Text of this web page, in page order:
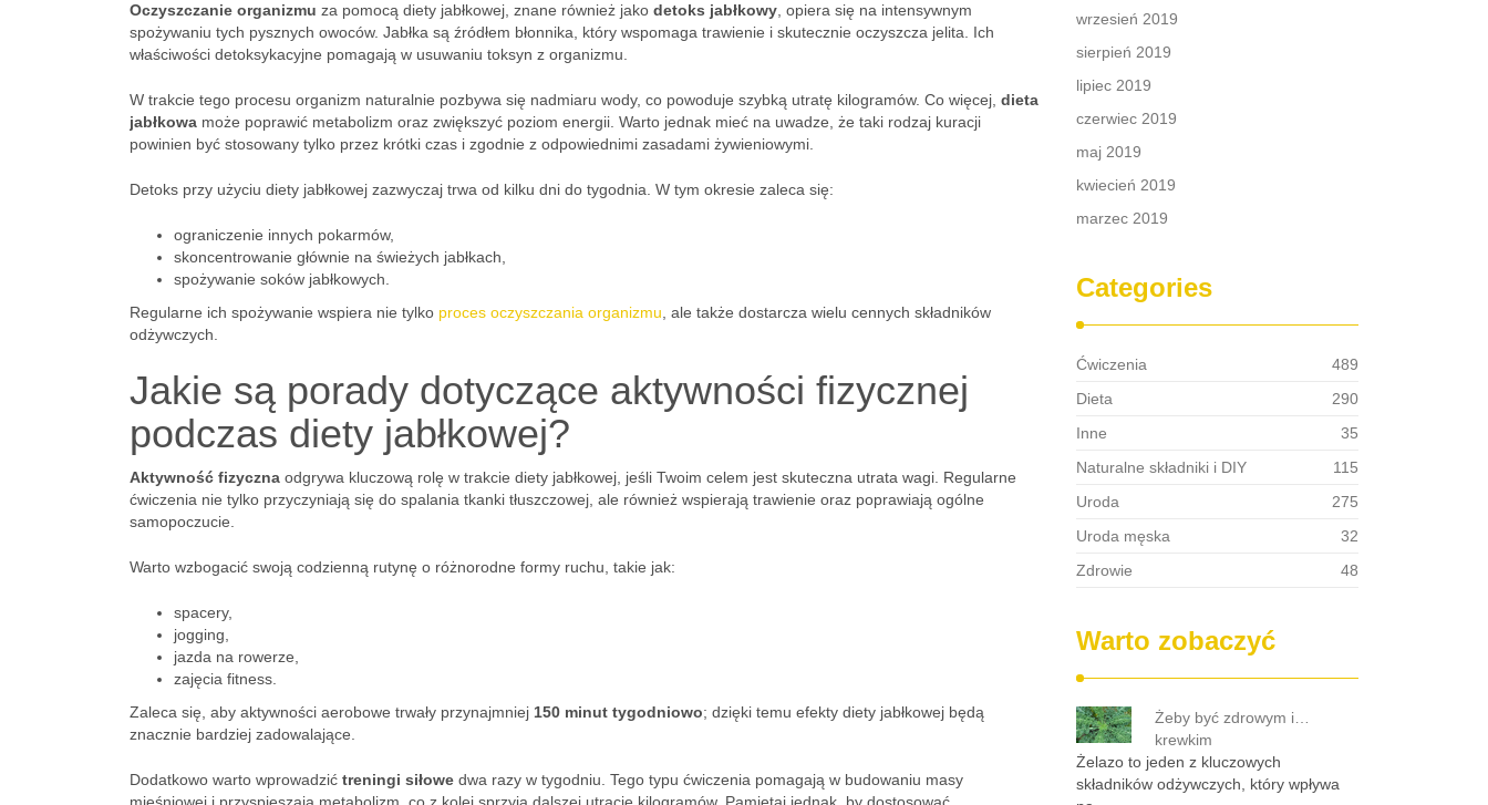
Oczyszczanie organizmu za pomocą diety jabłkowej, znane również jako detoks jabłkowy , opiera się na intensywnym
spożywaniu tych pysznych owoców. Jabłka są źródłem błonnika, który wspomaga trawienie i skutecznie oczyszcza jelita. Ich
właściwości detoksykacyjne pomagają w usuwaniu toksyn z organizmu.
W trakcie tego procesu organizm naturalnie pozbywa się nadmiaru wody, co powoduje szybką utratę kilogramów. Co więcej, dieta
jabłkowa może poprawić metabolizm oraz zwiększyć poziom energii. Warto jednak mieć na uwadze, że taki rodzaj kuracji
powinien być stosowany tylko przez krótki czas i zgodnie z odpowiednimi zasadami żywieniowymi.
Detoks przy użyciu diety jabłkowej zazwyczaj trwa od kilku dni do tygodnia. W tym okresie zaleca się:
ograniczenie innych pokarmów,
skoncentrowanie głównie na świeżych jabłkach,
spożywanie soków jabłkowych.
Regularne ich spożywanie wspiera nie tylko proces oczyszczania organizmu , ale także dostarcza wielu cennych składników
odżywczych.
Jakie są porady dotyczące aktywności fizycznej
podczas diety jabłkowej?
Aktywność fizyczna odgrywa kluczową rolę w trakcie diety jabłkowej, jeśli Twoim celem jest skuteczna utrata wagi. Regularne
ćwiczenia nie tylko przyczyniają się do spalania tkanki tłuszczowej, ale również wspierają trawienie oraz poprawiają ogólne
samopoczucie.
Warto wzbogacić swoją codzienną rutynę o różnorodne formy ruchu, takie jak:
spacery,
jogging,
jazda na rowerze,
zajęcia fitness.
Zaleca się, aby aktywności aerobowe trwały przynajmniej 150 minut tygodniowo; dzięki temu efekty diety jabłkowej będą
znacznie bardziej zadowalające.
Dodatkowo warto wprowadzić treningi siłowe dwa razy w tygodniu. Tego typu ćwiczenia pomagają w budowaniu masy
wrzesień 2019
sierpień 2019
lipiec 2019
czerwiec 2019
maj 2019
kwiecień 2019
marzec 2019
Categories
Ćwiczenia
489
Dieta
290
Inne
35
Naturalne składniki i DIY
115
Uroda
275
Uroda męska
32
Zdrowie
48
Warto zobaczyć
Żeby być zdrowym i…
krewkim
Żelazo to jeden z kluczowych
składników odżywczych, który wpływa